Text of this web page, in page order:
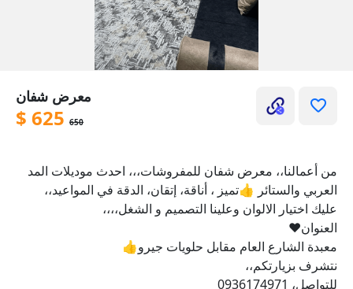
معرض شفان
$ 625 650
من أعمالنا،، معرض شفان للمفروشات،،، احدث موديلات المد
العربي والستائر 👍تميز ، أناقة، إتقان، الدقة في المواعيد،،
عليك اختيار الالوان وعلينا التصميم و الشغل،،،،
العنوان♥
معبدة الشارع العام مقابل حلويات جيرو👍
نتشرف بزيارتكم،،
للتواصل، 0936174971